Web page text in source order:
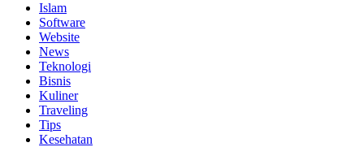
Islam
Software
Website
News
Teknologi
Bisnis
Kuliner
Traveling
Tips
Kesehatan